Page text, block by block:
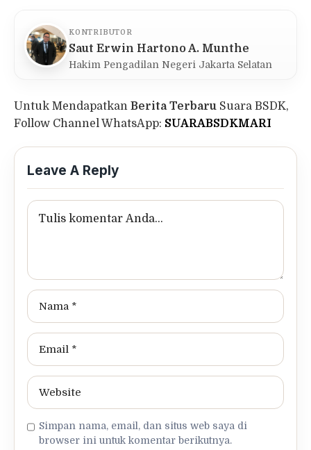
KONTRIBUTOR
Saut Erwin Hartono A. Munthe
Hakim Pengadilan Negeri Jakarta Selatan
Untuk Mendapatkan Berita Terbaru Suara BSDK,
Follow Channel WhatsApp: SUARABSDKMARI
Leave A Reply
Simpan nama, email, dan situs web saya di
browser ini untuk komentar berikutnya.